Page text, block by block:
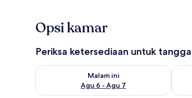
Opsi kamar
Periksa ketersediaan untuk
Malam ini
Agu 6 - Agu 7
Periksa ketersediaan untuk malam ini Agu 6 -